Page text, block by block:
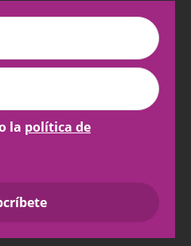
la política de